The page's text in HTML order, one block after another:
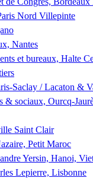
Nord Villepinte
Nantes
et bureaux, Halte
Saclay / Lacaton &
& sociaux, Ourcq-
Saint Clair
Petit Maroc
Yersin, Hanoi,
Lepierre, Lisbonne